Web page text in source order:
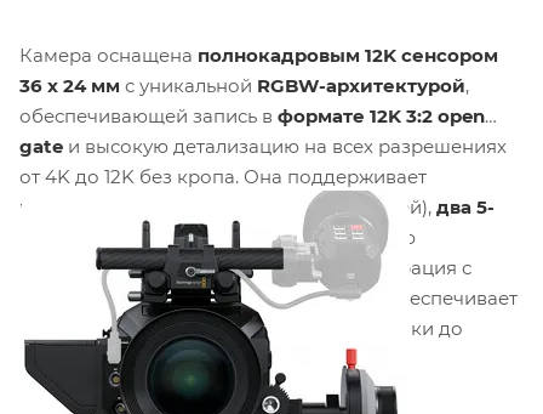
Камера оснащена полнокадровым 12K сенсором
36 x 24 мм с уникальной RGBW-архитектурой,
обеспечивающей запись в формате 12K 3:2 open
gate и высокую детализацию на всех разрешениях
от 4K до 12K без кропа. Она поддерживает
встроенные ND-фильтры
(2, 4, 6 ступеней), два 5-
дюймовых HDR-монитораи аппаратную
потоковую передачу вRTMP/SRT
. Интеграция с
Blackmagic RAW
Blackmagic Cloud
обеспечивает
беспрерывный рабочий процесс от съёмки до
постпродакшена.